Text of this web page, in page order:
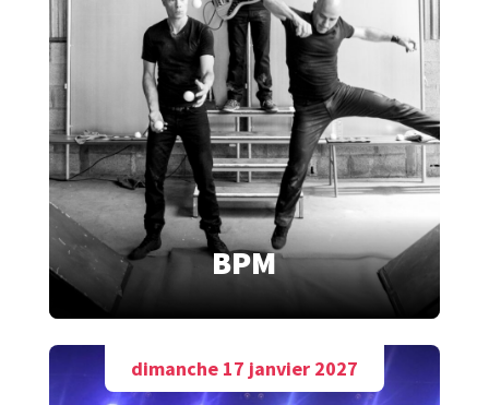
BPM
dimanche 17 janvier 2027